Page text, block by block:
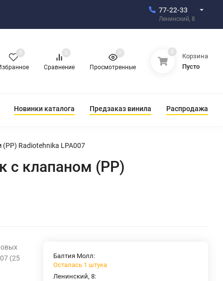
77-22-33
Ленинский, 8
0
Сравнение
0
Просмотренные
0 0
Корзина
Пусто
Новинки каталога Предзаказ винила Распродажа
Radiotehnika LPA007
с клапаном (PP)
(25
Балтия Молл:
Осталась 1 штука
Ленинский, 8: